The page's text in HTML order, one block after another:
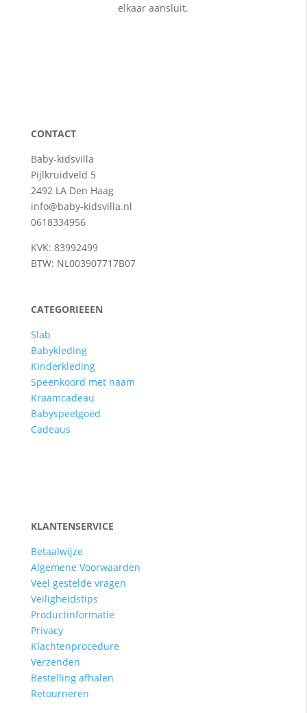
elkaar aansluit.
CONTACT
Baby-kidsvilla
Pijlkruidveld 5
2492 LA Den Haag
info@baby-kidsvilla.nl
0618334956
KVK: 83992499
BTW: NL003907717B07
CATEGORIEEEN
Slab
Babykleding
Kinderkleding
Speenkoord met naam
Kraamcadeau
Babyspeelgoed
Cadeaus
KLANTENSERVICE
Betaalwijze
Algemene Voorwaarden
Veel gestelde vragen
Veiligheidstips
Productinformatie
Privacy
Klachtenprocedure
Verzenden
Bestelling afhalen
Retourneren